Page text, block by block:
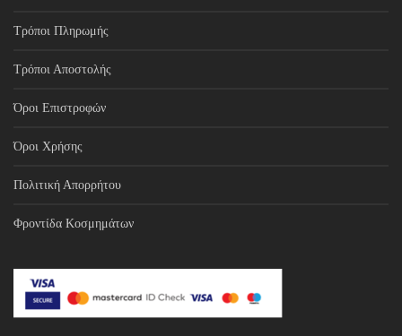
Τρόποι Πληρωμής
Τρόποι Αποστολής
Όροι Επιστροφών
Όροι Χρήσης
Πολιτική Απορρήτου
Φροντίδα Κοσμημάτων